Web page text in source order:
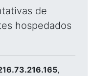
de
hospedados
,